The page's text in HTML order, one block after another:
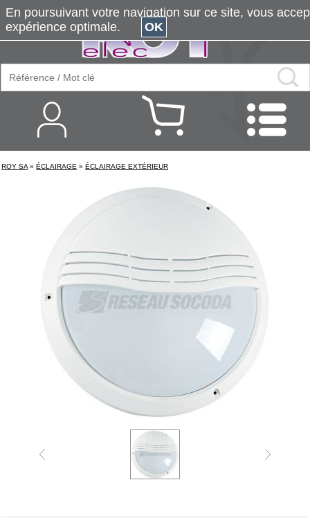
ROY SA » ÉCLAIRAGE » ÉCLAIRAGE EXTÉRIEUR
En poursuivant votre navigation sur ce site, vous
expérience optimale.
OK